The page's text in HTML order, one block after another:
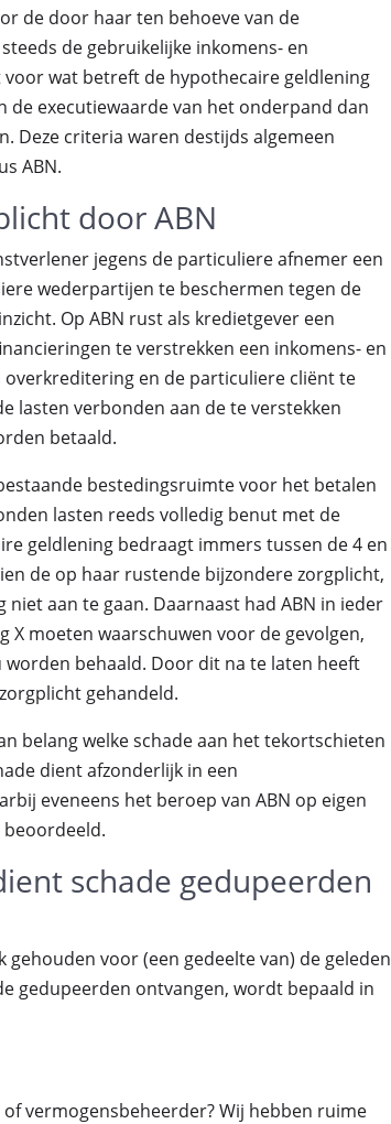
de door haar ten behoeve van de
de gebruikelijke inkomens- en
wat betreft de hypothecaire geldlening
de executiewaarde van het onderpand dan
Deze criteria waren destijds algemeen
ABN.
door ABN
jegens de particuliere afnemer een
wederpartijen te beschermen tegen de
Op ABN rust als kredietgever een
te verstrekken een inkomens- en
en de particuliere cliënt te
lasten verbonden aan de te verstekken
betaald.
bestedingsruimte voor het betalen
lasten reeds volledig benut met de
geldlening bedraagt immers tussen de 4 en
de op haar rustende bijzondere zorgplicht,
aan te gaan. Daarnaast had ABN in ieder
X moeten waarschuwen voor de gevolgen,
behaald. Door dit na te laten heeft
gehandeld.
belang welke schade aan het tekortschieten
dient afzonderlijk in een
eveneens het beroep van ABN op eigen
schade gedupeerden
voor (een gedeelte van) de geleden
gedupeerden ontvangen, wordt bepaald in
vermogensbeheerder? Wij hebben ruime